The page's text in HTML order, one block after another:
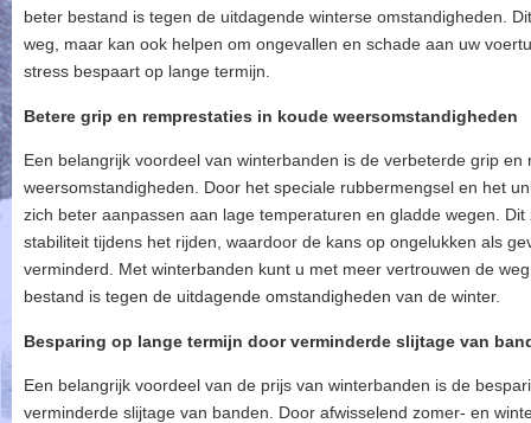
beter bestand is tegen de uitdagende winterse omstandigheden.
weg, maar kan ook helpen om ongevallen en schade aan uw
stress bespaart op lange termijn.
Betere grip en remprestaties in koude weersomstandigheden
Een belangrijk voordeel van winterbanden is de verbeterde grip
weersomstandigheden. Door het speciale rubbermengsel en het
zich beter aanpassen aan lage temperaturen en gladde wegen.
stabiliteit tijdens het rijden, waardoor de kans op ongelukken als
verminderd. Met winterbanden kunt u met meer vertrouwen de
bestand is tegen de uitdagende omstandigheden van de winter.
Besparing op lange termijn door verminderde slijtage van
Een belangrijk voordeel van de prijs van winterbanden is de
verminderde slijtage van banden. Door afwisselend zomer- en